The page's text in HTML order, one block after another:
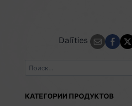
Dalīties
Найти:
КАТЕГОРИИ ПРОДУКТОВ